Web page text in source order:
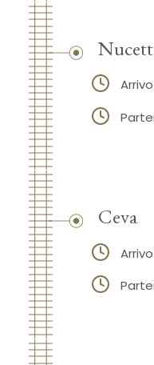
Ceva